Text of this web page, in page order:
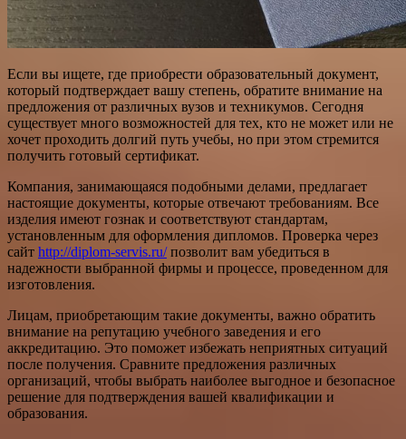
Если вы ищете, где приобрести образовательный документ,
который подтверждает вашу степень, обратите внимание на
предложения от различных вузов и техникумов. Сегодня
существует много возможностей для тех, кто не может или не
хочет проходить долгий путь учебы, но при этом стремится
получить готовый сертификат.
Компания, занимающаяся подобными делами, предлагает
настоящие документы, которые отвечают требованиям. Все
изделия имеют гознак и соответствуют стандартам,
установленным для оформления дипломов. Проверка через
сайт http://diplom-servis.ru/позволит вам убедиться в
надежности выбранной фирмы и процессе, проведенном для
изготовления.
Лицам, приобретающим такие документы, важно обратить
внимание на репутацию учебного заведения и его
аккредитацию. Это поможет избежать неприятных ситуаций
после получения. Сравните предложения различных
организаций, чтобы выбрать наиболее выгодное и безопасное
решение для подтверждения вашей квалификации и
образования.